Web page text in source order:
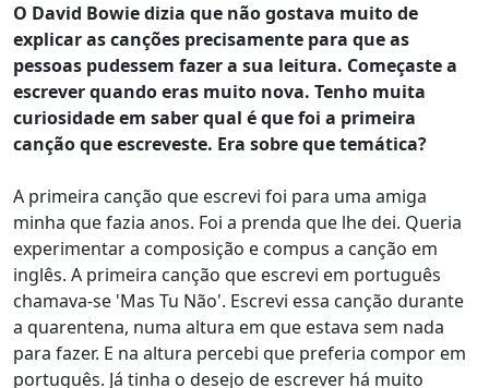
O David Bowie dizia que não gostava muito de
explicar as canções precisamente para que as
pessoas pudessem fazer a sua leitura. Começaste a
escrever quando eras muito nova. Tenho muita
curiosidade em saber qual é que foi a primeira
canção que escreveste. Era sobre que temática?
A primeira canção que escrevi foi para uma amiga
minha que fazia anos. Foi a prenda que lhe dei. Queria
experimentar a composição e compus a canção em
inglês. A primeira canção que escrevi em português
chamava-se 'Mas Tu Não'. Escrevi essa canção durante
a quarentena, numa altura em que estava sem nada
para fazer. E na altura percebi que preferia compor em
português. Já tinha o desejo de escrever há muito